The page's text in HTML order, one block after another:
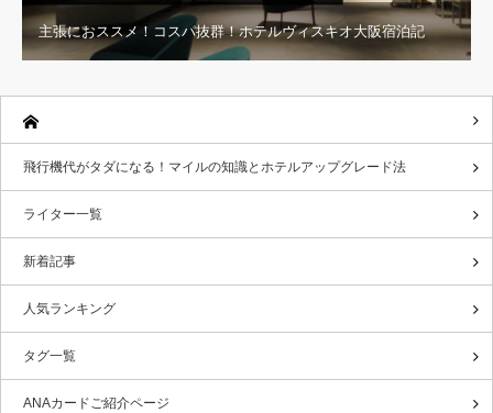
主張におススメ！コスパ抜群！ホテルヴィスキオ大阪宿泊記
飛行機代がタダになる！マイルの知識とホテルアップグレード法
ライター一覧
新着記事
人気ランキング
タグ一覧
ANAカードご紹介ページ